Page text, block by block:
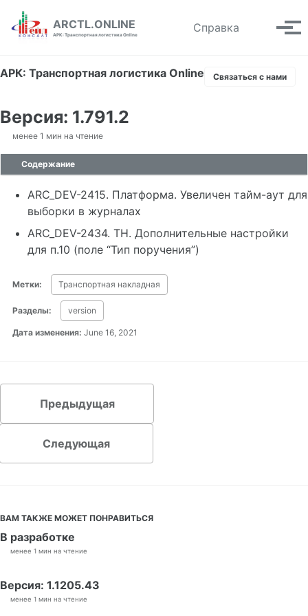
Skip to primary navigation
Skip to content
Skip to footer
ARCTL.ONLINE
АРК: Транспортная логистика Online
Справка Toggle
АРК: Транспортная логистика Online Связаться с нами
Версия: 1.791.2
менее 1 мин на чтение
Содержание
ARC_DEV-2415. Платформа. Увеличен тайм-аут для
выборки в журналах
ARC_DEV-2434. ТН. Дополнительные настройки
для п.10 (поле “Тип поручения”)
Метки: Транспортная накладная
Разделы: version
Дата изменения: June 16, 2021
Предыдущая
Следующая
ВАМ ТАКЖЕ МОЖЕТ ПОНРАВИТЬСЯ
В разработке
менее 1 мин на чтение
Версия: 1.1205.43
менее 1 мин на чтение